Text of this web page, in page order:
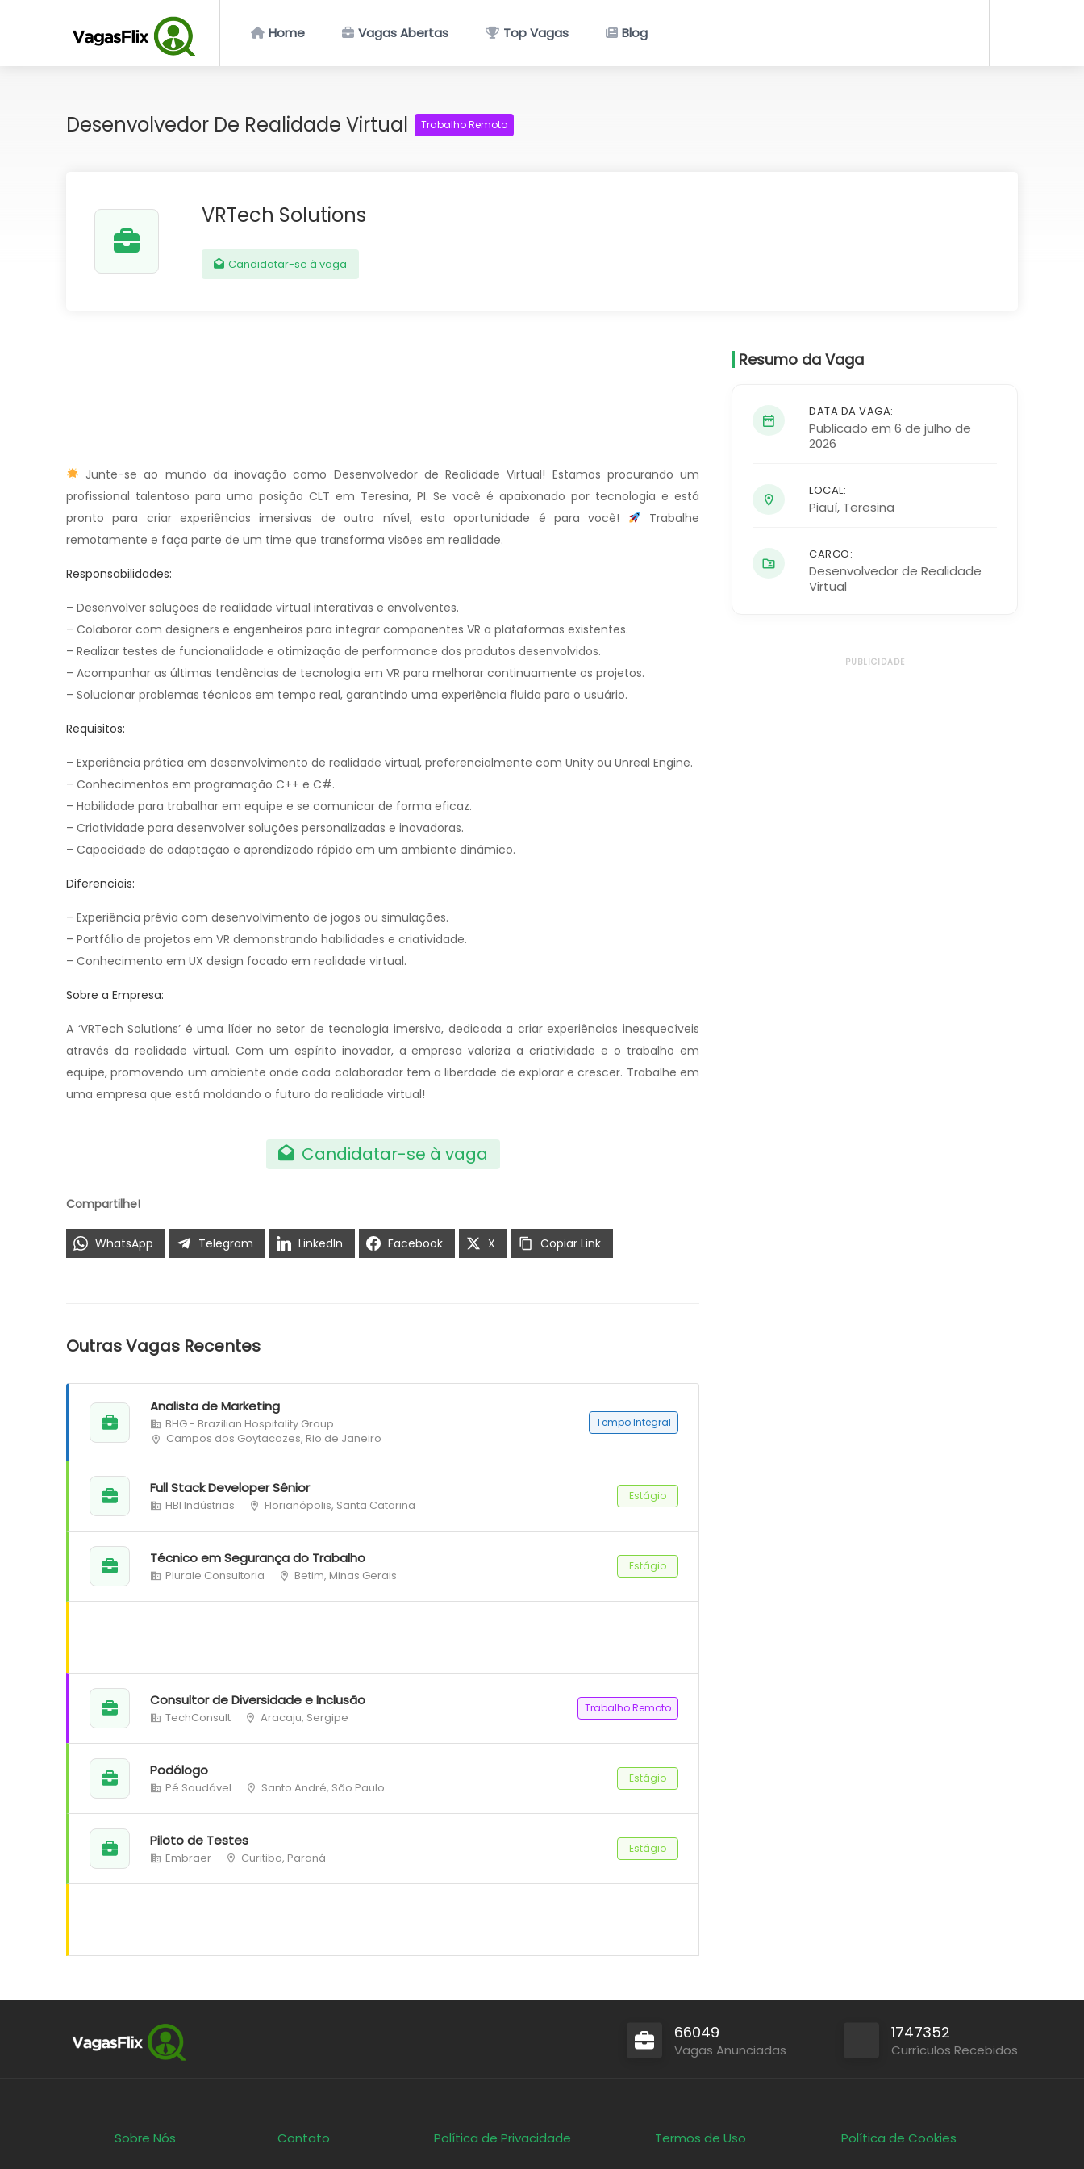
Home Vagas Abertas Top Vagas Blog
Desenvolvedor De Realidade Virtual Trabalho Remoto
VRTech Solutions
Candidatar-se à vaga
Junte-se ao mundo da inovação como Desenvolvedor de Realidade Virtual! Estamos procurando um
profissional talentoso para uma posição CLT em Teresina, PI. Se você é apaixonado por tecnologia e está
pronto para criar experiências imersivas de outro nível, esta oportunidade é para você!
Trabalhe
remotamente e faça parte de um time que transforma visões em realidade.
Responsabilidades:
– Desenvolver soluções de realidade virtual interativas e envolventes.
– Colaborar com designers e engenheiros para integrar componentes VR a plataformas existentes.
– Realizar testes de funcionalidade e otimização de performance dos produtos desenvolvidos.
– Acompanhar as últimas tendências de tecnologia em VR para melhorar continuamente os projetos.
– Solucionar problemas técnicos em tempo real, garantindo uma experiência fluida para o usuário.
Requisitos:
– Experiência prática em desenvolvimento de realidade virtual, preferencialmente com Unity ou Unreal Engine.
– Conhecimentos em programação C++ e C#.
– Habilidade para trabalhar em equipe e se comunicar de forma eficaz.
– Criatividade para desenvolver soluções personalizadas e inovadoras.
– Capacidade de adaptação e aprendizado rápido em um ambiente dinâmico.
Diferenciais:
– Experiência prévia com desenvolvimento de jogos ou simulações.
– Portfólio de projetos em VR demonstrando habilidades e criatividade.
– Conhecimento em UX design focado em realidade virtual.
Sobre a Empresa:
A ‘VRTech Solutions’ é uma líder no setor de tecnologia imersiva, dedicada a criar experiências inesquecíveis
através da realidade virtual. Com um espírito inovador, a empresa valoriza a criatividade e o trabalho em
equipe, promovendo um ambiente onde cada colaborador tem a liberdade de explorar e crescer. Trabalhe em
uma empresa que está moldando o futuro da realidade virtual!
Candidatar-se à vaga
Compartilhe!
WhatsApp Telegram LinkedIn Facebook X Copiar Link
Outras Vagas Recentes
Analista de Marketing
BHG - Brazilian Hospitality Group
Campos dos Goytacazes, Rio de Janeiro
Tempo Integral
Full Stack Developer Sênior
HBI Indústrias Florianópolis, Santa Catarina
Estágio
Técnico em Segurança do Trabalho
Plurale Consultoria Betim, Minas Gerais
Estágio
Consultor de Diversidade e Inclusão
TechConsult Aracaju, Sergipe
Trabalho Remoto
Podólogo
Pé Saudável Santo André, São Paulo
Estágio
Piloto de Testes
Embraer Curitiba, Paraná
Estágio
Resumo da Vaga
DATA DA VAGA:
Publicado em 6 de julho de
2026
LOCAL:
Piauí, Teresina
CARGO:
Desenvolvedor de Realidade
Virtual
PUBLICIDADE
66049
Vagas Anunciadas
1747352
Currículos Recebidos
Sobre Nós Contato Política de Privacidade Termos de Uso Política de Cookies